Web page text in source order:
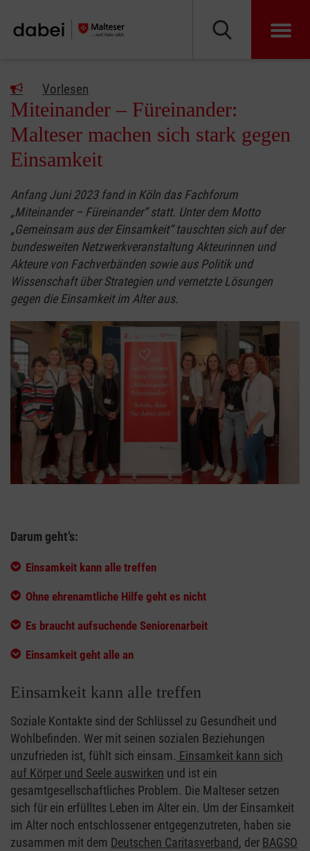
Vorlesen
Miteinander – Füreinander:
Malteser machen sich stark gegen
Einsamkeit
Anfang Juni 2023 fand in Köln das Fachforum
„Miteinander – Füreinander“ statt. Unter dem Motto
„Gemeinsam aus der Einsamkeit“ tauschten sich auf der
bundesweiten Netzwerkveranstaltung Akteurinnen und
Akteure von Fachverbänden sowie aus Politik und
Wissenschaft über Strategien und vernetzte Lösungen
gegen die Einsamkeit im Alter aus.
Darum geht’s:
Einsamkeit kann alle treffen
Ohne ehrenamtliche Hilfe geht es nicht
Es braucht aufsuchende Seniorenarbeit
Einsamkeit geht alle an
Einsamkeit kann alle treffen
Soziale Kontakte sind der Schlüssel zu Gesundheit und
Wohlbefinden. Wer mit seinen sozialen Beziehungen
unzufrieden ist, fühlt sich einsam. Einsamkeit kann sich
auf Körper und Seele auswirken und ist ein
gesamtgesellschaftliches Problem. Die Malteser setzen
sich für ein erfülltes Leben im Alter ein. Um der Einsamkeit
im Alter noch entschlossener entgegenzutreten, haben sie
zusammen mit dem Deutschen Caritasverband, der BAGSO